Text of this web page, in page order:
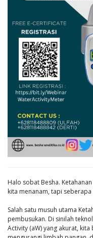
Halo sobat Besha.
kita menanam, tapi
Salah satu musuh utama
pembusukan. Di sinilah
Activity (aW) yang akurat,